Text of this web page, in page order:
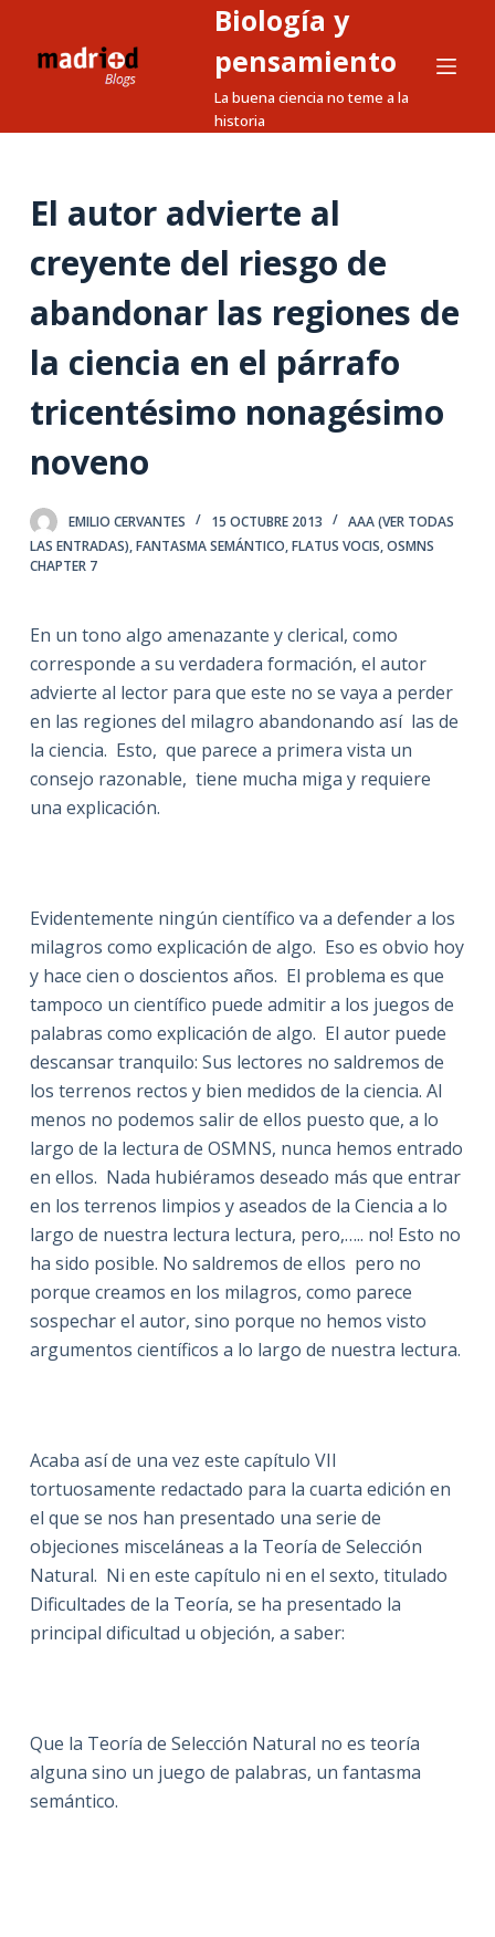
a
n
Biología y
pensamiento
La buena ciencia no teme a la
historia
El autor advierte al
creyente del riesgo de
abandonar las regiones de
la ciencia en el párrafo
tricentésimo nonagésimo
noveno
EMILIO CERVANTES 15 OCTUBRE 2013
AAA (VER TODAS
LAS ENTRADAS),FANTASMA SEMÁNTICO,FLATUS VOCIS,OSMNS
CHAPTER 7
En un tono algo amenazante y clerical, como
corresponde a su verdadera formación, el autor
advierte al lector para que este no se vaya a perder
en las regiones del milagro abandonando así las de
la ciencia. Esto, que parece a primera vista un
consejo razonable, tiene mucha miga y requiere
una explicación.
Evidentemente ningún científico va a defender a los
milagros como explicación de algo. Eso es obvio hoy
y hace cien o doscientos años. El problema es que
tampoco un científico puede admitir a los juegos de
palabras como explicación de algo. El autor puede
descansar tranquilo: Sus lectores no saldremos de
los terrenos rectos y bien medidos de la ciencia. Al
menos no podemos salir de ellos puesto que, a lo
largo de la lectura de OSMNS, nunca hemos entrado
en ellos. Nada hubiéramos deseado más que entrar
en los terrenos limpios y aseados de la Ciencia a lo
largo de nuestra lectura lectura, pero,….. no! Esto no
ha sido posible. No saldremos de ellos pero no
porque creamos en los milagros, como parece
sospechar el autor, sino porque no hemos visto
argumentos científicos a lo largo de nuestra lectura.
Acaba así de una vez este capítulo VII
tortuosamente redactado para la cuarta edición en
el que se nos han presentado una serie de
objeciones misceláneas a la Teoría de Selección
Natural. Ni en este capítulo ni en el sexto, titulado
Dificultades de la Teoría, se ha presentado la
principal dificultad u objeción, a saber:
Que la Teoría de Selección Natural no es teoría
alguna sino un juego de palabras, un fantasma
semántico.